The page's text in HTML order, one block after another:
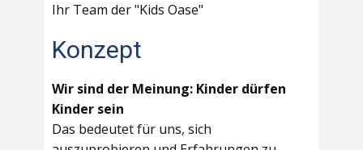
Ihr Team der "Kids Oase"
Konzept
Wir sind der Meinung: Kinder dürfen
Kinder sein
Das bedeutet für uns, sich